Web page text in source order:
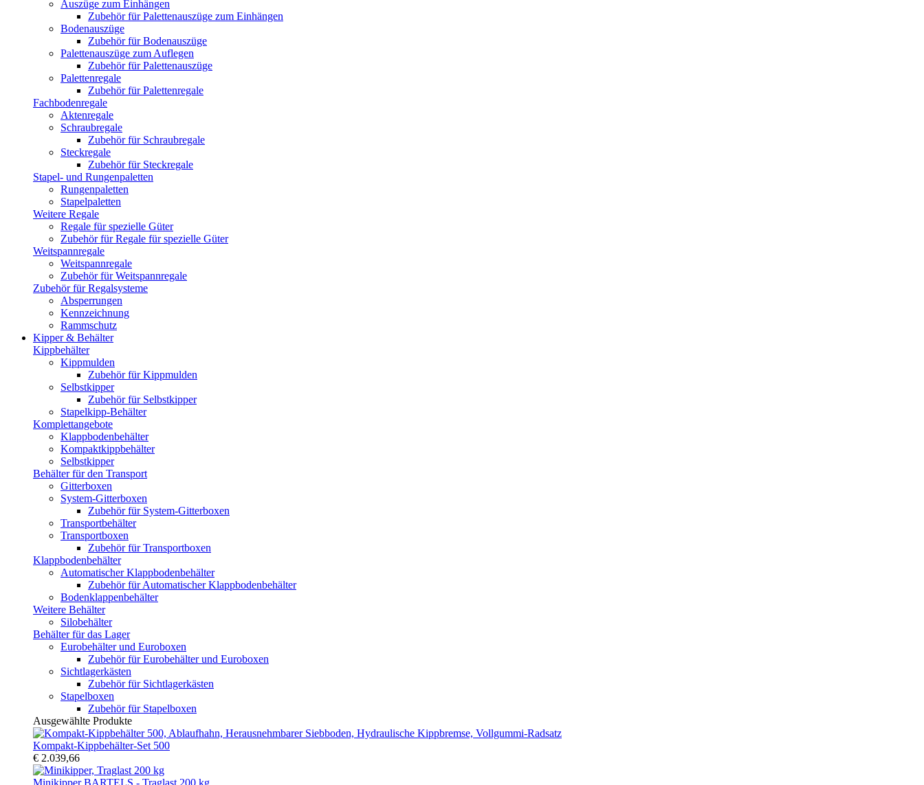
Auszüge zum Einhängen
Zubehör für Palettenauszüge zum Einhängen
Bodenauszüge
Zubehör für Bodenauszüge
Palettenauszüge zum Auflegen
Zubehör für Palettenauszüge
Palettenregale
Zubehör für Palettenregale
Fachbodenregale
Aktenregale
Schraubregale
Zubehör für Schraubregale
Steckregale
Zubehör für Steckregale
Stapel- und Rungenpaletten
Rungenpaletten
Stapelpaletten
Weitere Regale
Regale für spezielle Güter
Zubehör für Regale für spezielle Güter
Weitspannregale
Weitspannregale
Zubehör für Weitspannregale
Zubehör für Regalsysteme
Absperrungen
Kennzeichnung
Rammschutz
Kipper & Behälter
Kippbehälter
Kippmulden
Zubehör für Kippmulden
Selbstkipper
Zubehör für Selbstkipper
Stapelkipp-Behälter
Komplettangebote
Klappbodenbehälter
Kompaktkippbehälter
Selbstkipper
Behälter für den Transport
Gitterboxen
System-Gitterboxen
Zubehör für System-Gitterboxen
Transportbehälter
Transportboxen
Zubehör für Transportboxen
Klappbodenbehälter
Automatischer Klappbodenbehälter
Zubehör für Automatischer Klappbodenbehälter
Bodenklappenbehälter
Weitere Behälter
Silobehälter
Behälter für das Lager
Eurobehälter und Euroboxen
Zubehör für Eurobehälter und Euroboxen
Sichtlagerkästen
Zubehör für Sichtlagerkästen
Stapelboxen
Zubehör für Stapelboxen
Ausgewählte Produkte
Kompakt-Kippbehälter-Set 500
€ 2.039,66
Minikipper BARTELS - Traglast 200 kg